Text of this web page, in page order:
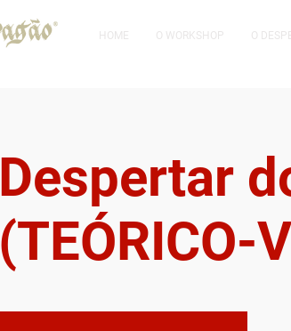
HOME O WORKSHOP O
Despertar
(TEÓRICO-